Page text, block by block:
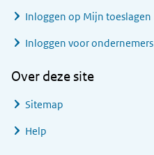
Inloggen op Mijn toeslagen
Inloggen voor ondernemers
Over deze site
Sitemap
Help